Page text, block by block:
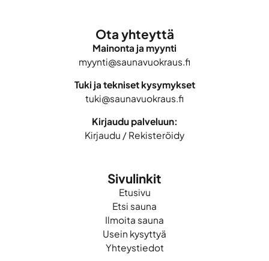
Ota yhteyttä
Mainonta ja myynti
myynti@saunavuokraus.fi
Tuki ja tekniset kysymykset
tuki@saunavuokraus.fi
Kirjaudu palveluun:
Kirjaudu / Rekisteröidy
Sivulinkit
Etusivu
Etsi sauna
Ilmoita sauna
Usein kysyttyä
Yhteystiedot